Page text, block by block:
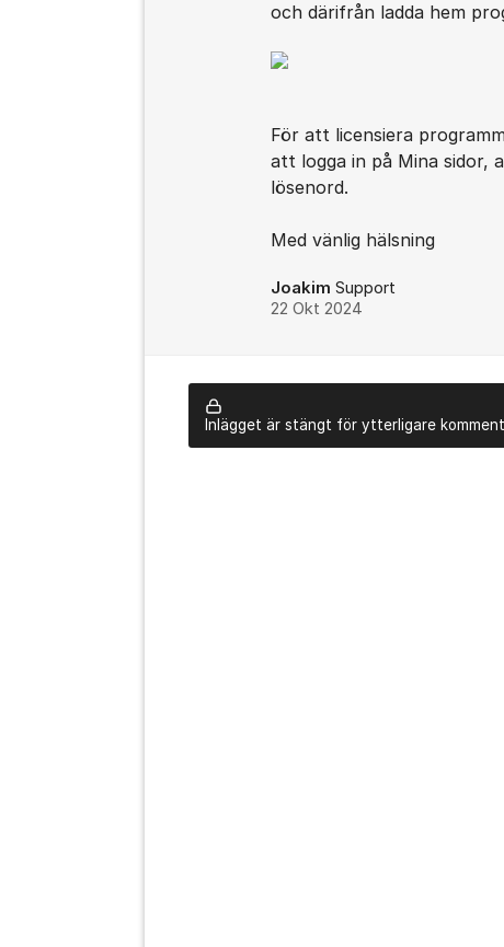
och därifrån ladda hem
För att licensiera
att logga in på Mina sidor,
lösenord.
Med vänlig hälsning
Joakim Support
22 Okt 2024
Inlägget är stängt för ytterligare